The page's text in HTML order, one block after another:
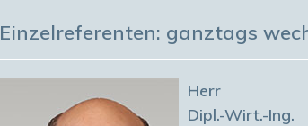
Einzelreferenten: ganztags
Herr
Dipl.-Wirt.-Ing.